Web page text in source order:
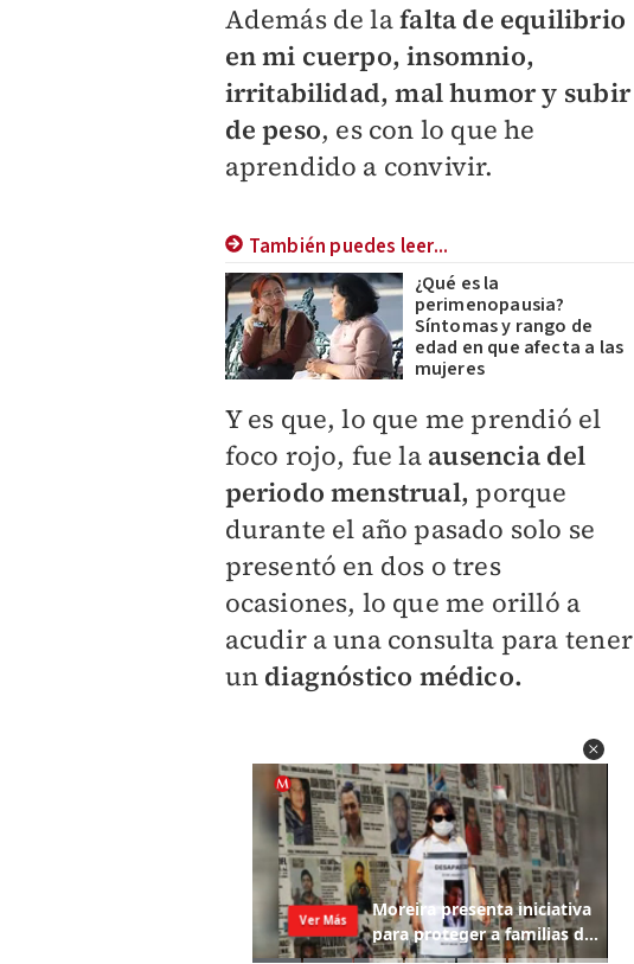
Además de lafalta de equilibrio
en mi cuerpo, insomnio,
irritabilidad, mal humor y subir
de peso, es con lo que he
aprendido a convivir.
También puedes leer...
¿Qué es la
perimenopausia?
Síntomas y rango de
edad en que afecta a las
mujeres
Y es que, lo que me prendió el
foco rojo, fue laausencia del
periodo menstrual, porque
durante el año pasado solo se
presentó en dos o tres
ocasiones, lo que me orilló a
acudir a una consulta para tener
un diagnóstico médico.